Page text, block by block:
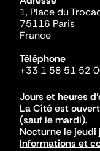
1, Place du
75116 Paris
France
Téléphone
+33 1 58 51 52
Jours et heures
La Cité est
(sauf le mardi).
Nocturne le jeudi
Informations et